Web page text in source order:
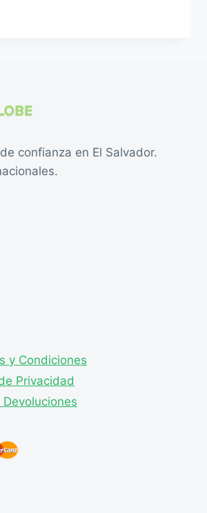
confianza en El Salvador.
y Condiciones
Privacidad
Devoluciones